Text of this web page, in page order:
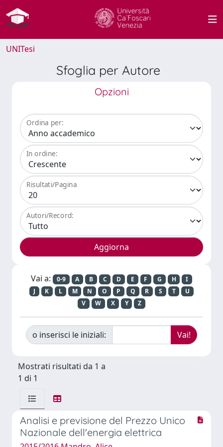
UNITesi
Sfoglia per Autore
Opzioni
Ordina per:
In ordine:
Risultati/Pagina
Autori/Record:
Vai a: 0-9 A B C D E F G H
I
J
K L M N O P Q R S T
U
V
W X Y Z
o inserisci le iniziali:
Mostrati risultati da 1 a
1 di 1
Analisi e previsione del Prezzo Unico
Nazionale dell'energia elettrica